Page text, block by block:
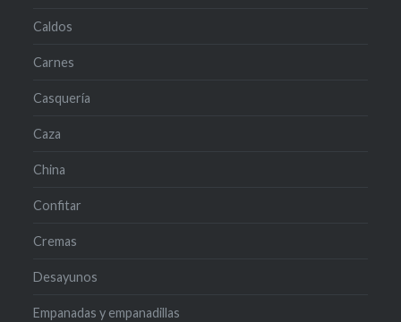
Caldos
Carnes
Casquería
Caza
China
Confitar
Cremas
Desayunos
Empanadas y empanadillas